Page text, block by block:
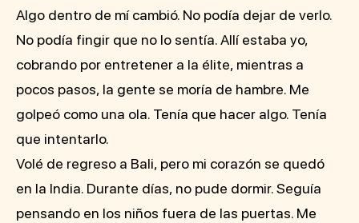
Algo dentro de mí cambió. No podía dejar de verlo.
No podía fingir que no lo sentía. Allí estaba yo,
cobrando por entretener a la élite, mientras a
pocos pasos, la gente se moría de hambre. Me
golpeó como una ola. Tenía que hacer algo. Tenía
que intentarlo.
Volé de regreso a Bali, pero mi corazón se quedó
en la India. Durante días, no pude dormir. Seguía
pensando en los niños fuera de las puertas. Me